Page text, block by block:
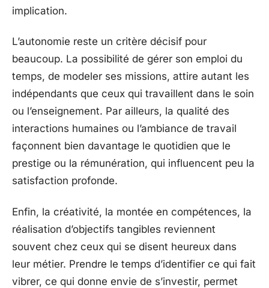
implication.
L’autonomie reste un critère décisif pour
beaucoup. La possibilité de gérer son emploi du
temps, de modeler ses missions, attire autant les
indépendants que ceux qui travaillent dans le soin
ou l’enseignement. Par ailleurs, la qualité des
interactions humaines ou l’ambiance de travail
façonnent bien davantage le quotidien que le
prestige ou la rémunération, qui influencent peu la
satisfaction profonde.
Enfin, la créativité, la montée en compétences, la
réalisation d’objectifs tangibles reviennent
souvent chez ceux qui se disent heureux dans
leur métier. Prendre le temps d’identifier ce qui fait
vibrer, ce qui donne envie de s’investir, permet